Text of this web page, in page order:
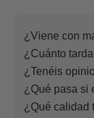
¿Viene con
¿Cuánto
¿Tenéis
¿Qué pasa si
¿Qué calidad